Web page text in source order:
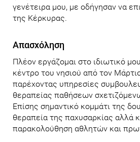
γενέτειρα μου, με οδήγησαν να
της Κέρκυρας.
Απασχόληση
Πλέον εργάζομαι στο ιδιωτικό
κέντρο του νησιού από τον
παρέχοντας υπηρεσίες
θεραπείας παθήσεων
Επίσης σημαντικό κομμάτι της
θεραπεία της παχυσαρκίας αλλά
παρακολούθηση αθλητών και